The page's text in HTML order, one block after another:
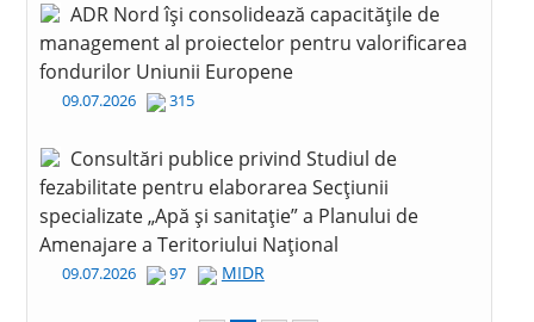
ADR Nord își consolidează capacitățile de
management al proiectelor pentru valorificarea
fondurilor Uniunii Europene
09.07.2026 315
Consultări publice privind Studiul de
fezabilitate pentru elaborarea Secțiunii
specializate „Apă și sanitație” a Planului de
Amenajare a Teritoriului Național
09.07.2026 97 MIDR